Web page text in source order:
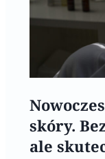
skóry.
ale